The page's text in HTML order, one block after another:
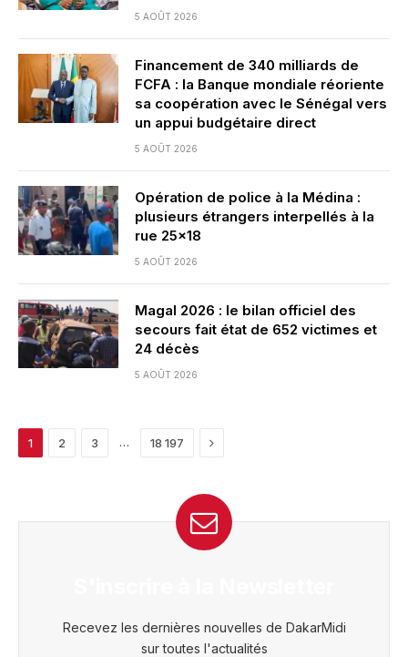
5 AOÛT 2026
Financement de 340 milliards de
FCFA : la Banque mondiale réoriente
sa coopération avec le Sénégal vers
un appui budgétaire direct
5 AOÛT 2026
Opération de police à la Médina :
plusieurs étrangers interpellés à la
rue 25×18
5 AOÛT 2026
Magal 2026 : le bilan officiel des
secours fait état de 652 victimes et
24 décès
5 AOÛT 2026
1 2 3 … 18 197 Next
Recevez les dernières nouvelles de DakarMidi
sur toutes l'actualités